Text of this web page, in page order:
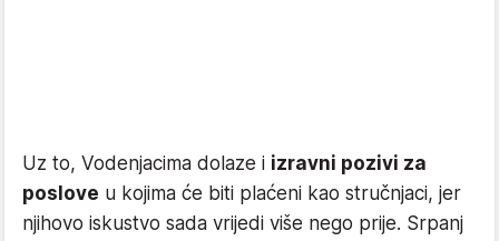
Uz to, Vodenjacima dolaze i izravni pozivi za
poslove u kojima će biti plaćeni kao stručnjaci, jer
njihovo iskustvo sada vrijedi više nego prije. Srpanj